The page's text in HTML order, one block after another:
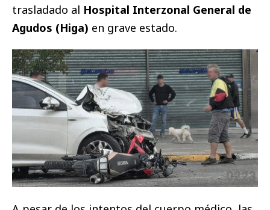
trasladado al Hospital Interzonal General de
Agudos (Higa) en grave estado.